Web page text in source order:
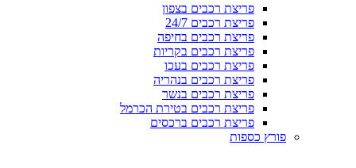
פריצת רכבים בצפון
פריצת רכבים 24/7
פריצת רכבים בחיפה
פריצת רכבים בקריות
פריצת רכבים בעכו
פריצת רכבים בנהריה
פריצת רכבים בנשר
פריצת רכבים בטירת הכרמל
פריצת רכבים ברכסים
פורץ כספות